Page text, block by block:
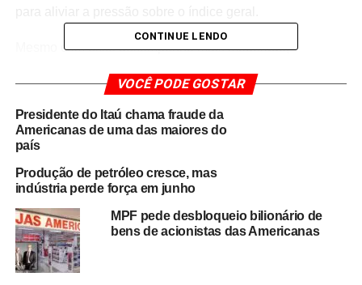
Mesmo com esse desempenho mais moderado,
Segundo o economistaAndré Braz, coordenador dos
Índices de Preços do
acumulada em 12 meses depende da base de
comparação utilizada.
De acordo com o economista,no mesmo período de
2025, as taxas mensais de inflação variavam entre
0,20% e 0,25%
, níveis inferiores aos registrados
atualmente. Isso faz com que, mesmo diante de uma
desaceleração recente, o indicador acumulado continue
apresentando crescimento, aproximando-se do limite
CONTINUE LENDO
VOCÊ PODE GOSTAR
Presidente do Itaú chama fraude da
Americanas de uma das maiores do
país
Produção de petróleo cresce, mas
indústria perde força em junho
MPF pede desbloqueio bilionário de
bens de acionistas das Americanas